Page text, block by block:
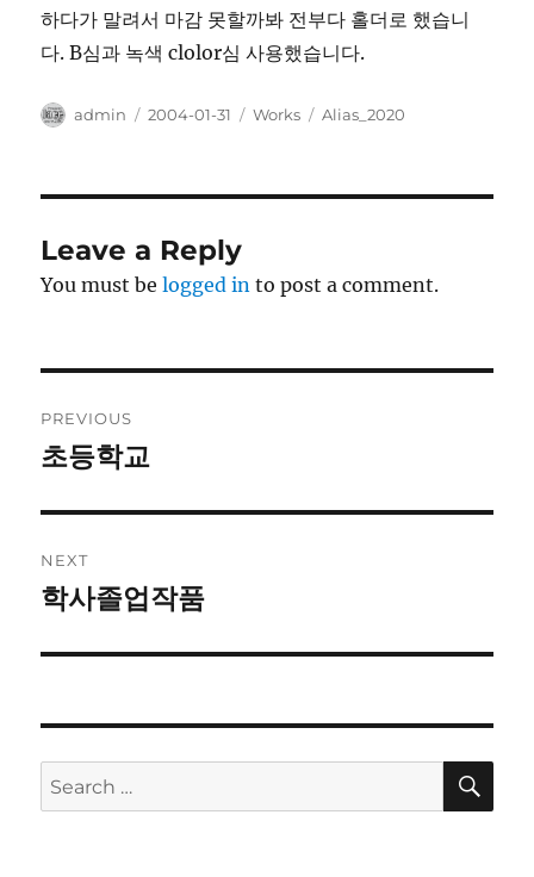
하다가 말려서 마감 못할까봐 전부다 홀더로 했습니
다. B심과 녹색 clolor심 사용했습니다.
Author
admin
Posted
2004-01-31 Categories
Works Tags
Alias_2020
Leave a Reply
You must belogged in to post a comment.
navigation
PREVIOUS
Previous
초등학교
NEXT
Next
학사졸업작품
Search
for: